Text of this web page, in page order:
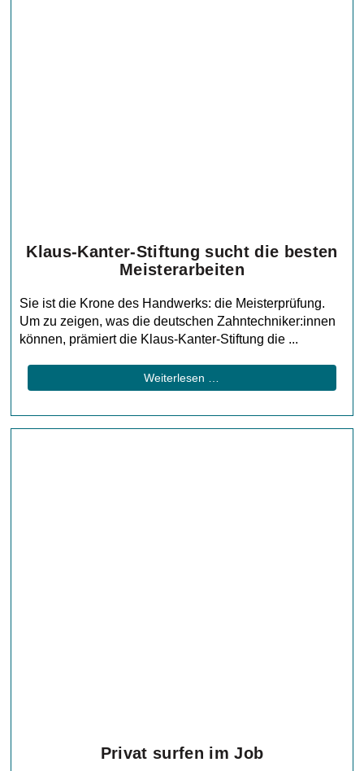
Klaus-Kanter-Stiftung sucht die besten
Meisterarbeiten
Sie ist die Krone des Handwerks: die Meisterprüfung.
Um zu zeigen, was die deutschen Zahntechniker:innen
können, prämiert die Klaus-Kanter-Stiftung die ...
Weiterlesen …
Privat surfen im Job